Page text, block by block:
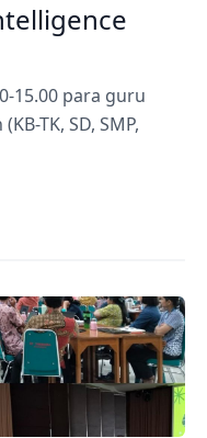
15.00 para guru
TK, SD, SMP,